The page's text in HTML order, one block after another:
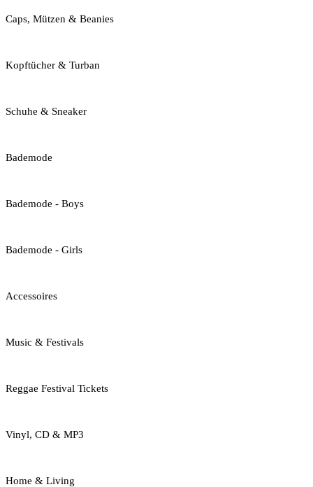
Caps, Mützen & Beanies
Kopftücher & Turban
Schuhe & Sneaker
Bademode
Bademode - Boys
Bademode - Girls
Accessoires
Music & Festivals
Reggae Festival Tickets
Vinyl, CD & MP3
Home & Living